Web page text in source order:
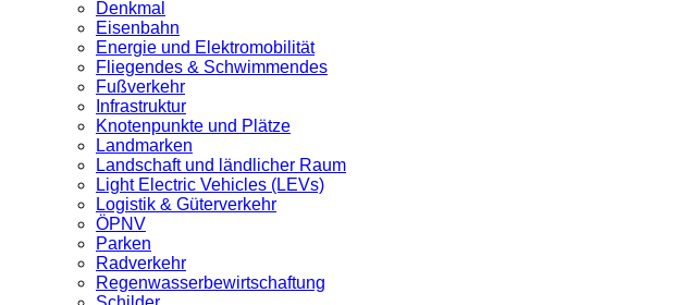
Denkmal
Eisenbahn
Energie und Elektromobilität
Fliegendes & Schwimmendes
Fußverkehr
Infrastruktur
Knotenpunkte und Plätze
Landmarken
Landschaft und ländlicher Raum
Light Electric Vehicles (LEVs)
Logistik & Güterverkehr
ÖPNV
Parken
Radverkehr
Regenwasserbewirtschaftung